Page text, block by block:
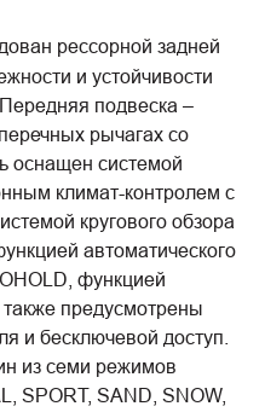
рессорной задней
и устойчивости
подвеска –
рычагах со
оснащен системой
климат-контролем с
кругового обзора
автоматического
функцией
также предусмотрены
и бесключевой доступ.
из семи режимов
SPORT, SAND, SNOW,